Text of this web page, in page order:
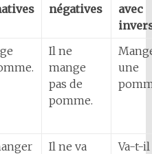
négatives
avec
Il ne
mange
pas de
pomme.
une
Il ne va
Va-t-il